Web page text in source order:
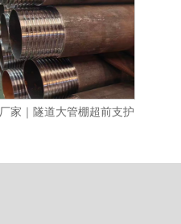
家｜隧道大管棚超前支护